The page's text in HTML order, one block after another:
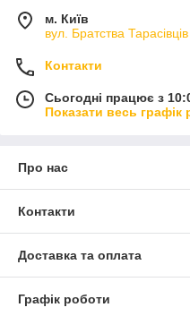
м. Київ
вул. Братства
Контакти
Сьогодні працює з
Показати весь графік
Про нас
Контакти
Доставка та оплата
Графік роботи